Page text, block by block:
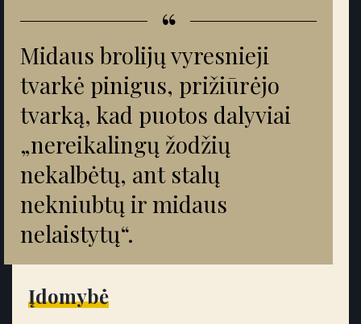
“
Midaus brolijų vyresnieji
tvarkė pinigus, prižiūrėjo
tvarką, kad puotos dalyviai
„nereikalingų žodžių
nekalbėtų, ant stalų
nekniubtų ir midaus
nelaistytų“.
Įdomybė